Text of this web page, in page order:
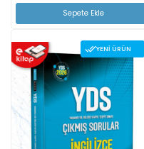
Sepete Ekle
YENI ÜRÜN